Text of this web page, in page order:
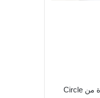
لإنشاء تحويلات مالية فورية باستخدام عملة USDC المستقرة من Circle